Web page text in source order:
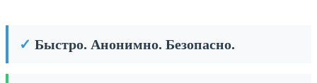
✓ Быстро. Анонимно. Безопасно.